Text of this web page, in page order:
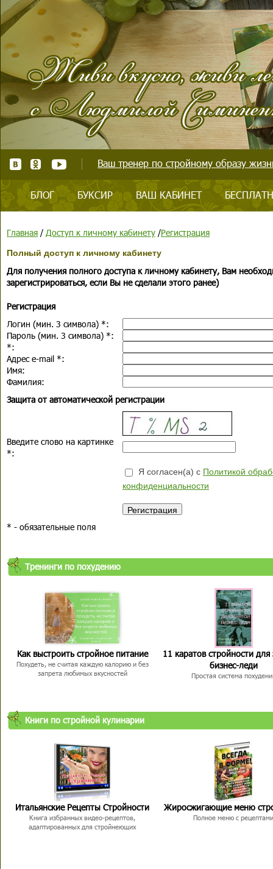
Ваш тренер по стройному образу
БЛОГ БУКСИР ВАШ КАБИНЕТ
Главная / Доступ к личному кабинету /Регистрация
Полный доступ к личному кабинету
Для получения полного доступа к личному кабинету, Вам
зарегистрироваться, если Вы не сделали этого ранее)
Регистрация
Логин (мин. 3 символа) *:
Пароль (мин. 3 символа) *:
*:
Адрес e-mail *:
Имя:
Фамилия:
Защита от автоматической регистрации
Введите слово на картинке
*:
Я согласен(а) с Политикой
конфиденциальности
* - обязательные поля
Тренинги по похудению
Как выстроить стройное питание
Похудеть, не считая каждую калорию и без
запрета любимых вкусностей
11 каратов стройности для
бизнес-леди
Простая система
Книги по стройной кулинарии
Итальянские Рецепты Стройности
Книга избранных видео-рецептов,
адаптированных для стройнеющих
Жиросжигающие меню
Полное меню с рецептами